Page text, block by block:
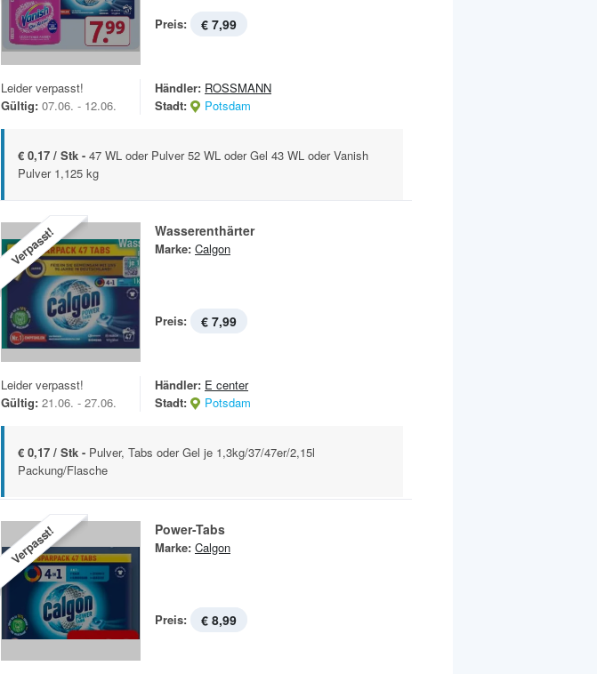
Preis: € 7,99
Leider verpasst!
Gültig: 07.06. - 12.06.
Händler: ROSSMANN
Stadt:
Potsdam
€ 0,17 / Stk - 47 WL oder Pulver 52 WL oder Gel 43 WL oder Vanish
Pulver 1,125 kg
Verpasst! Wasserenthärter
Marke: Calgon
Preis: € 7,99
Leider verpasst!
Gültig: 21.06. - 27.06.
Händler: E center
Stadt:
Potsdam
€ 0,17 / Stk - Pulver, Tabs oder Gel je 1,3kg/37/47er/2,15l
Packung/Flasche
Verpasst! Power-Tabs
Marke: Calgon
Preis: € 8,99